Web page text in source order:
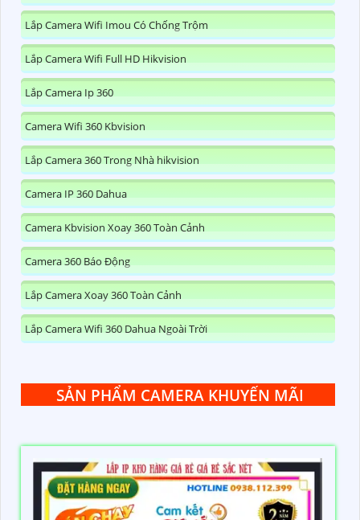
Lắp Camera Wifi Imou Có Chống Trộm
Lắp Camera Wifi Full HD Hikvision
Lắp Camera Ip 360
Camera Wifi 360 Kbvision
Lắp Camera 360 Trong Nhà hikvision
Camera IP 360 Dahua
Camera Kbvision Xoay 360 Toàn Cảnh
Camera 360 Báo Động
Lắp Camera Xoay 360 Toàn Cảnh
Lắp Camera Wifi 360 Dahua Ngoài Trời
SẢN PHẨM CAMERA KHUYẾN MÃI